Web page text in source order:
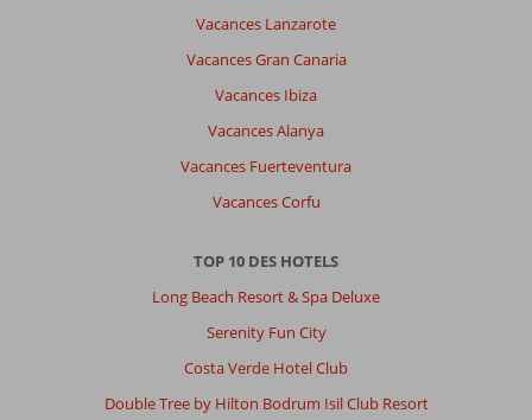
Vacances Lanzarote
Vacances Gran Canaria
Vacances Ibiza
Vacances Alanya
Vacances Fuerteventura
Vacances Corfu
TOP 10 DES HOTELS
Long Beach Resort & Spa Deluxe
Serenity Fun City
Costa Verde Hotel Club
Double Tree by Hilton Bodrum Isil Club Resort